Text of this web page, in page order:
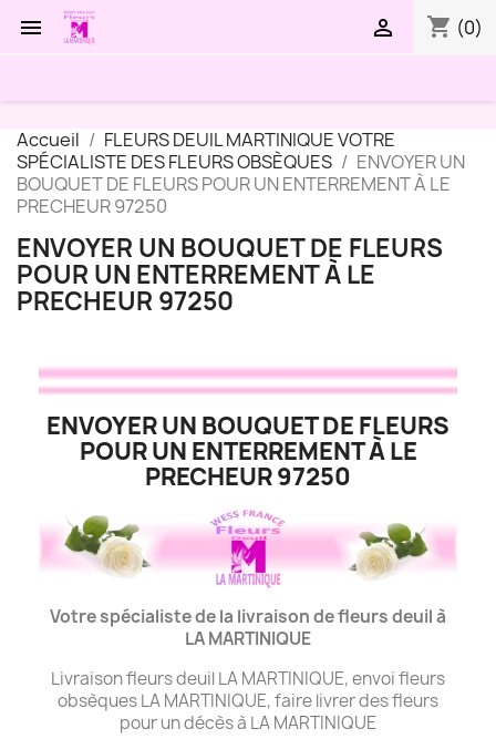
 shopping_cart (0)

Accueil
FLEURS DEUIL MARTINIQUE VOTRE
SPÉCIALISTE DES FLEURS OBSÈQUES
ENVOYER UN
BOUQUET DE FLEURS POUR UN ENTERREMENT À LE
PRECHEUR 97250
ENVOYER UN BOUQUET DE FLEURS
POUR UN ENTERREMENT À LE
PRECHEUR 97250
ENVOYER UN BOUQUET DE FLEURS
POUR UN ENTERREMENT À LE
PRECHEUR 97250
Votre spécialiste de la livraison de fleurs deuil à
LA MARTINIQUE
Livraison fleurs deuil LA MARTINIQUE, envoi fleurs
obsèques LA MARTINIQUE, faire livrer des fleurs
pour un décès à LA MARTINIQUE